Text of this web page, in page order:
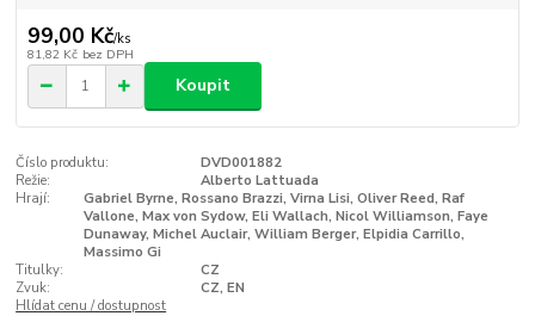
99,00 Kč/ks
81,82 Kč bez DPH
Koupit
Číslo produktu:
DVD001882
Režie:
Alberto Lattuada
Hrají:
Gabriel Byrne, Rossano Brazzi, Virna Lisi, Oliver Reed, Raf
Vallone, Max von Sydow, Eli Wallach, Nicol Williamson, Faye
Dunaway, Michel Auclair, William Berger, Elpidia Carrillo,
Massimo Gi
Titulky:
CZ
Zvuk:
CZ, EN
Hlídat cenu / dostupnost